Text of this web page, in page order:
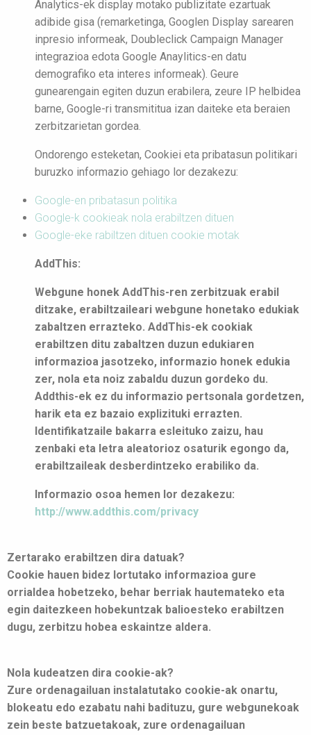
Analytics-ek display motako publizitate ezartuak
adibide gisa (remarketinga, Googlen Display sarearen
inpresio informeak, Doubleclick Campaign Manager
integrazioa edota Google Anaylitics-en datu
demografiko eta interes informeak). Geure
gunearengain egiten duzun erabilera, zeure IP helbidea
barne, Google-ri transmititua izan daiteke eta beraien
zerbitzarietan gordea.
Ondorengo esteketan, Cookiei eta pribatasun politikari
buruzko informazio gehiago lor dezakezu:
Google-en pribatasun politika
Google-k cookieak nola erabiltzen dituen
Google-eke rabiltzen dituen cookie motak
AddThis:
Webgune honek AddThis-ren zerbitzuak erabil
ditzake, erabiltzaileari webgune honetako edukiak
zabaltzen errazteko. AddThis-ek cookiak
erabiltzen ditu zabaltzen duzun edukiaren
informazioa jasotzeko, informazio honek edukia
zer, nola eta noiz zabaldu duzun gordeko du.
Addthis-ek ez du informazio pertsonala gordetzen,
harik eta ez bazaio explizituki errazten.
Identifikatzaile bakarra esleituko zaizu, hau
zenbaki eta letra aleatorioz osaturik egongo da,
erabiltzaileak desberdintzeko erabiliko da.
Informazio osoa hemen lor dezakezu:
http://www.addthis.com/privacy
Zertarako erabiltzen dira datuak?
Cookie hauen bidez lortutako informazioa gure
orrialdea hobetzeko, behar berriak hautemateko eta
egin daitezkeen hobekuntzak balioesteko erabiltzen
dugu, zerbitzu hobea eskaintze aldera.
Nola kudeatzen dira cookie-ak?
Zure ordenagailuan instalatutako cookie-ak onartu,
blokeatu edo ezabatu nahi badituzu, gure webgunekoak
zein beste batzuetakoak, zure ordenagailuan